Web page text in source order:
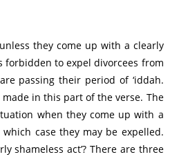
forbidden to expel divorcees from
passing their period of ‘iddah.
made in this part of the verse. The
when they come up with a
case they may be expelled.
shameless act’? There are three